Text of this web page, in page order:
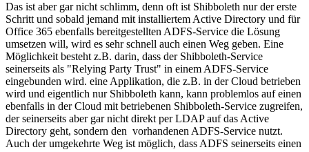
Das ist aber gar nicht schlimm, denn oft ist Shibboleth nur der erste
Schritt und sobald jemand mit installiertem Active Directory und für
Office 365 ebenfalls bereitgestellten ADFS-Service die Lösung
umsetzen will, wird es sehr schnell auch einen Weg geben. Eine
Möglichkeit besteht z.B. darin, dass der Shibboleth-Service
seinerseits als "Relying Party Trust" in einem ADFS-Service
eingebunden wird. eine Applikation, die z.B. in der Cloud betrieben
wird und eigentlich nur Shibboleth kann, kann problemlos auf einen
ebenfalls in der Cloud mit betriebenen Shibboleth-Service zugreifen,
der seinerseits aber gar nicht direkt per LDAP auf das Active
Directory geht, sondern den vorhandenen ADFS-Service nutzt.
Auch der umgekehrte Weg ist möglich, dass ADFS seinerseits einen